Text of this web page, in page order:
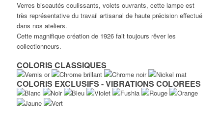
Verres biseautés coulissants, volets ouvrants, cette lampe est
très représentative du travail artisanal de haute précision effectué
dans nos ateliers.
Cette magnifique création de 1926 fait toujours rêver les
collectionneurs.
COLORIS CLASSIQUES
COLORIS EXCLUSIFS - VIBRATIONS COLOREES